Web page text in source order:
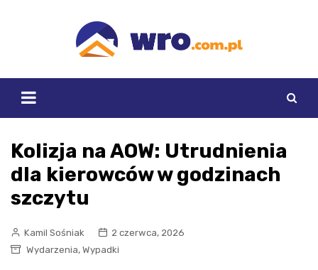
Kolizja na AOW: Utrudnienia
dla kierowców w godzinach
szczytu
Kamil Sośniak
2 czerwca, 2026
Wydarzenia, Wypadki